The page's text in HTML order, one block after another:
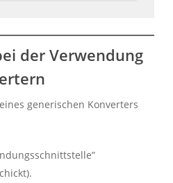
der Verwendung
generischen Konverters
Čeština
ไทย
繁體中文